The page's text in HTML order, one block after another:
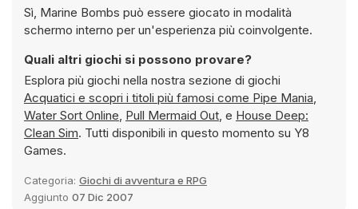
Sì, Marine Bombs può essere giocato in modalità
schermo interno per un'esperienza più coinvolgente.
Quali altri giochi si possono provare?
Esplora più giochi nella nostra sezione di giochi
Acquatici e scopri i titoli più famosi come Pipe Mania,
Water Sort Online, Pull Mermaid Out, e House Deep:
Clean Sim. Tutti disponibili in questo momento su Y8
Games.
Categoria: Giochi di avventura e RPG
Aggiunto 07 Dic 2007